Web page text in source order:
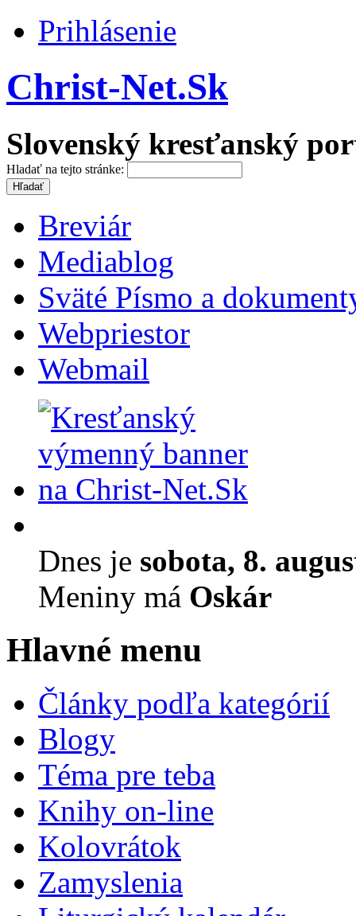
Prihlásenie
Christ-Net.Sk
Slovenský kresťanský
Hladať na tejto stránke:
Breviár
Mediablog
Sväté Písmo a
Webpriestor
Webmail
Dnes je sobota, 8.
Meniny má Oskár
Hlavné menu
Články podľa kategórií
Blogy
Téma pre teba
Knihy on-line
Kolovrátok
Zamyslenia